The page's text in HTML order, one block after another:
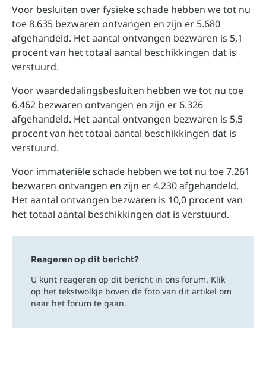
Voor besluiten over fysieke schade hebben we tot nu
toe 8.635 bezwaren ontvangen en zijn er 5.680
afgehandeld. Het aantal ontvangen bezwaren is 5,1
procent van het totaal aantal beschikkingen dat is
verstuurd.
Voor waardedalingsbesluiten hebben we tot nu toe
6.462 bezwaren ontvangen en zijn er 6.326
afgehandeld. Het aantal ontvangen bezwaren is 5,5
procent van het totaal aantal beschikkingen dat is
verstuurd.
Voor immateriële schade hebben we tot nu toe 7.261
bezwaren ontvangen en zijn er 4.230 afgehandeld.
Het aantal ontvangen bezwaren is 10,0 procent van
het totaal aantal beschikkingen dat is verstuurd.
Reageren op dit bericht?
U kunt reageren op dit bericht in ons forum. Klik
op het tekstwolkje boven de foto van dit artikel om
naar het forum te gaan.